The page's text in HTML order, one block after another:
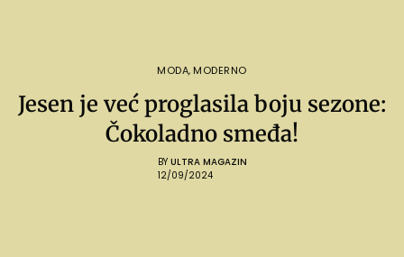
MODA, MODERNO
Jesen je već proglasila boju sezone:
Čokoladno smeđa!
BY ULTRA MAGAZIN
12/09/2024